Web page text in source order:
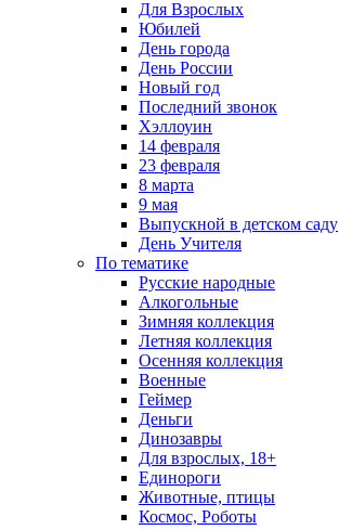
Для Взрослых
Юбилей
День города
День России
Новый год
Последний звонок
Хэллоуин
14 февраля
23 февраля
8 марта
9 мая
Выпускной в детском саду
День Учителя
По тематике
Русские народные
Алкогольные
Зимняя коллекция
Летняя коллекция
Осенняя коллекция
Военные
Геймер
Деньги
Динозавры
Для взрослых, 18+
Единороги
Животные, птицы
Космос, Роботы